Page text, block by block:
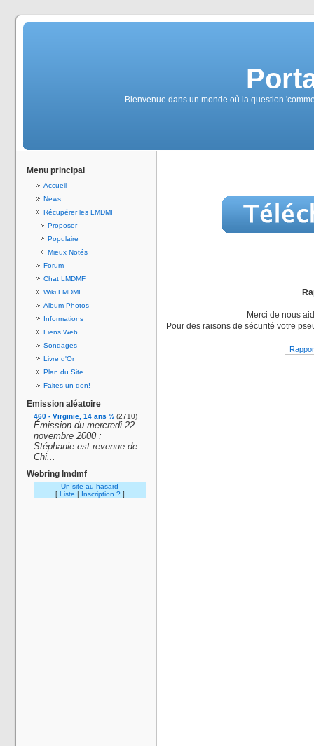
Bienvenue dans un monde où la question
Menu principal
Accueil
News
Récupérer les LMDMF
Proposer
Populaire
Mieux Notés
Forum
Chat LMDMF
Wiki LMDMF
Album Photos
Informations
Liens Web
Sondages
Livre d'Or
Plan du Site
Faites un don!
Emission aléatoire
460 - Virginie, 14 ans ½ (2710)
Émission du mercredi 22
novembre 2000 :
Stéphanie est revenue de
Chi...
Webring lmdmf
Un site au hasard
[ Liste | Inscription ? ]
Merci de nous
Pour des raisons de sécurité votre